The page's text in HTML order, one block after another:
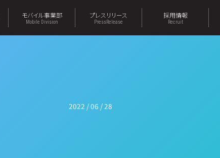
モバイル事業部
Mobile Division
プレスリリース
PressRelease
採用情報
Recruit
2022 / 06 / 28